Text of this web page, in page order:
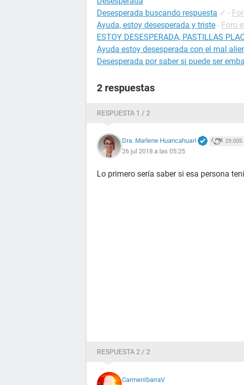
Desesperada buscando respuesta ✓ -
Ayuda, estoy desesperada y triste - Foro
ESTOY DESESPERADA, PASTILLAS
Ayuda estoy desesperada con el mal
Desesperada por saber si puede ser
2 respuestas
RESPUESTA 1 / 2
Dra. Marlene Huancahuari 29.005
26 jul 2018 a las 05:25
Lo primero sería saber si esa persona
RESPUESTA 2 / 2
CarmenIbarraV